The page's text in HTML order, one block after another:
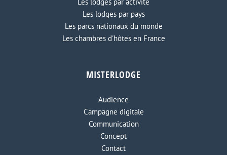
Les lodges par activité
Les lodges par pays
Les parcs nationaux du monde
Les chambres d'hôtes en France
MISTERLODGE
Audience
Campagne digitale
Communication
Concept
Contact